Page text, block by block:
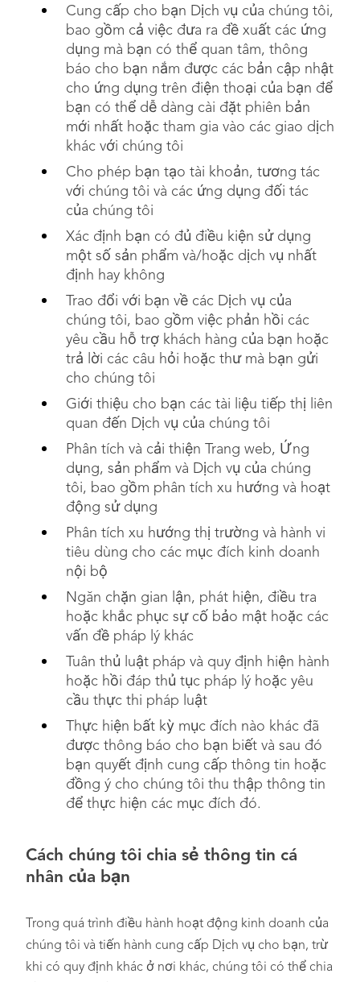
Cung cấp cho bạn Dịch vụ của chúng tôi,
bao gồm cả việc đưa ra đề xuất các ứng
dụng mà bạn có thể quan tâm, thông
báo cho bạn nắm được các bản cập nhật
cho ứng dụng trên điện thoại của bạn để
bạn có thể dễ dàng cài đặt phiên bản
mới nhất hoặc tham gia vào các giao dịch
khác với chúng tôi
Cho phép bạn tạo tài khoản, tương tác
với chúng tôi và các ứng dụng đối tác
của chúng tôi
Xác định bạn có đủ điều kiện sử dụng
một số sản phẩm và/hoặc dịch vụ nhất
định hay không
Trao đổi với bạn về các Dịch vụ của
chúng tôi, bao gồm việc phản hồi các
yêu cầu hỗ trợ khách hàng của bạn hoặc
trả lời các câu hỏi hoặc thư mà bạn gửi
cho chúng tôi
Giới thiệu cho bạn các tài liệu tiếp thị liên
quan đến Dịch vụ của chúng tôi
Phân tích và cải thiện Trang web, Ứng
dụng, sản phẩm và Dịch vụ của chúng
tôi, bao gồm phân tích xu hướng và hoạt
động sử dụng
Phân tích xu hướng thị trường và hành vi
tiêu dùng cho các mục đích kinh doanh
nội bộ
Ngăn chặn gian lận, phát hiện, điều tra
hoặc khắc phục sự cố bảo mật hoặc các
vấn đề pháp lý khác
Tuân thủ luật pháp và quy định hiện hành
hoặc hồi đáp thủ tục pháp lý hoặc yêu
cầu thực thi pháp luật
Thực hiện bất kỳ mục đích nào khác đã
được thông báo cho bạn biết và sau đó
bạn quyết định cung cấp thông tin hoặc
đồng ý cho chúng tôi thu thập thông tin
để thực hiện các mục đích đó.
Cách chúng tôi chia sẻ thông tin cá
nhân của bạn
Trong quá trình điều hành hoạt động kinh doanh của
chúng tôi và tiến hành cung cấp Dịch vụ cho bạn, trừ
khi có quy định khác ở nơi khác, chúng tôi có thể chia